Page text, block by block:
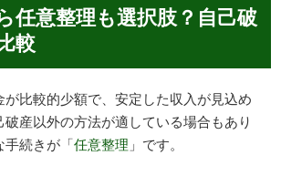
任意整理も選択肢？自己破
較
が比較的少額で、安定した収入が見込め
産以外の方法が適している場合もあり
手続きが「任意整理 」です。